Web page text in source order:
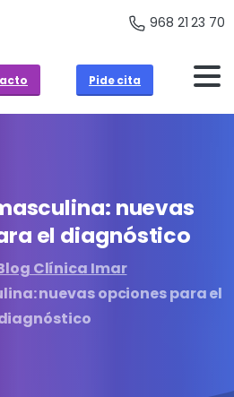
968 21 23 70
Pide cita
nuevas
el diagnóstico
Clínica Imar
nuevas opciones para el